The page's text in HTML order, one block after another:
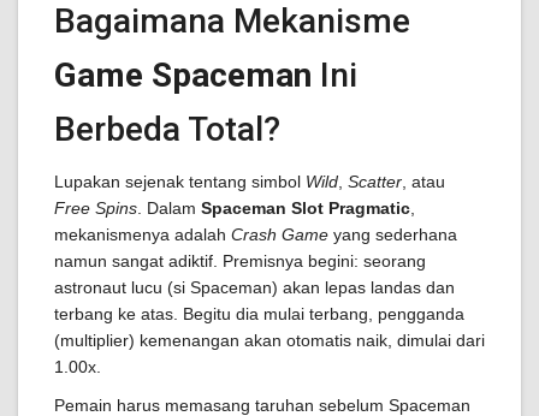
Bagaimana Mekanisme
Game Spaceman Ini
Berbeda Total?
Lupakan sejenak tentang simbol Wild Scatter , atau
Free Spins . Dalam Spaceman Slot Pragmatic
mekanismenya adalah Crash Game yang sederhana
namun sangat adiktif. Premisnya begini: seorang
astronaut lucu (si Spaceman) akan lepas landas dan
terbang ke atas. Begitu dia mulai terbang, pengganda
(multiplier) kemenangan akan otomatis naik, dimulai dari
1.00x.
Pemain harus memasang taruhan sebelum Spaceman